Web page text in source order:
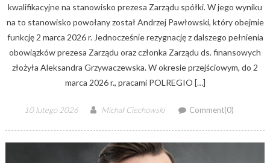
kwalifikacyjne na stanowisko prezesa Zarządu spółki. W jego wyniku
na to stanowisko powołany został Andrzej Pawłowski, który obejmie
funkcję 2 marca 2026 r. Jednocześnie rezygnację z dalszego pełnienia
obowiązków prezesa Zarządu oraz członka Zarządu ds. finansowych
złożyła Aleksandra Grzywaczewska. W okresie przejściowym, do 2
marca 2026 r., pracami POLREGIO […]
Posted
10 lutego 2026 Author
Michał Ciechowski Comment(0)